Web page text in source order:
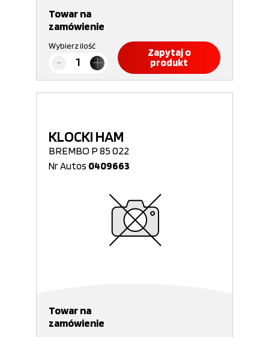
Towar na
zamówienie
Wybierz ilość
Zapytaj o
produkt
KLOCKI HAM
BREMBO P 85 022
Nr Autos 0409663
Towar na
zamówienie